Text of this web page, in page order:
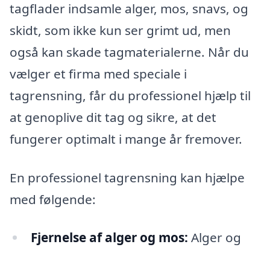
tagflader indsamle alger, mos, snavs, og
skidt, som ikke kun ser grimt ud, men
også kan skade tagmaterialerne. Når du
vælger et firma med speciale i
tagrensning, får du professionel hjælp til
at genoplive dit tag og sikre, at det
fungerer optimalt i mange år fremover.
En professionel tagrensning kan hjælpe
med følgende:
Fjernelse af alger og mos: Alger og